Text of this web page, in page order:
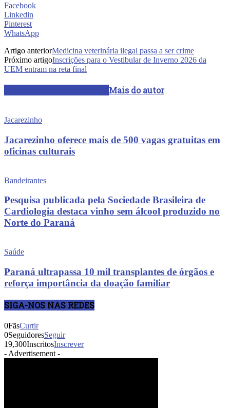
Facebook
Linkedin
Pinterest
WhatsApp
Artigo anteriorMedicina veterinária ilegal passa a ser crime
Próximo artigoInscrições para o Vestibular de Inverno 2026 da
UEM entram na reta final
Mais do autor
Jacarezinho
Jacarezinho oferece mais de 500 vagas gratuitas em
oficinas culturais
Bandeirantes
Pesquisa publicada pela Sociedade Brasileira de
Cardiologia destaca vinho sem álcool produzido no
Norte do Paraná
Saúde
Paraná ultrapassa 10 mil transplantes de órgãos e
reforça importância da doação familiar
SIGA-NOS NAS REDES
0FãsCurtir
0SeguidoresSeguir
19,300InscritosInscrever
- Advertisement -